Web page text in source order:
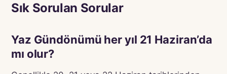
Sık Sorulan Sorular
Yaz Gündönümü her yıl 21 Haziran’da
mı olur?